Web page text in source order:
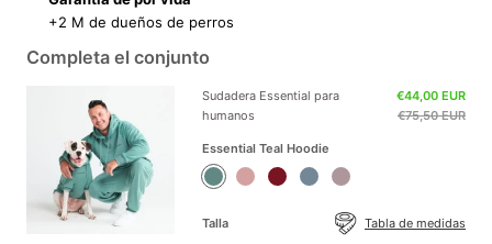
+2 M de dueños de perros
Completa el conjunto
Sudadera Essential para
humanos
€44,00 EUR
€75,50 EUR
Essential Teal Hoodie
EssentialEssentialEssentialEssential
Hoodie
Essential
Taupe
Hoodie
Talla Tabla de medidas